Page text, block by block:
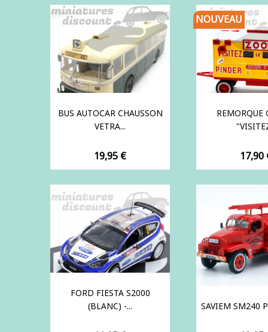
BUS AUTOCAR CHAUSSON
VETRA...
Prix
19,95 €
REMORQUE
Prix
17,90
NOUVEAU
FORD FIESTA S2000
(BLANC) -...
SAVIEM SM240